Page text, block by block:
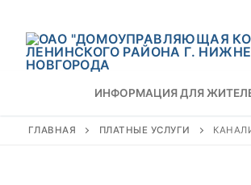
содержимому
ИНФОРМАЦИЯ ДЛЯ
ГЛАВНАЯ ПЛАТНЫЕ УСЛУГИ